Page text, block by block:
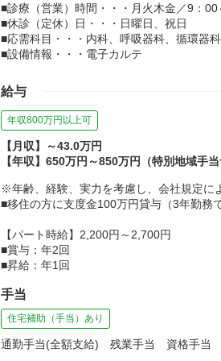
■診療（営業）時間・・・月火木金／9：
■休診（定休）日・・・日曜日、祝日
■応需科目・・・内科、呼吸器科、循環器
■設備情報・・・電子カルテ
給与
年収800万円以上可
【月収】～43.0万円
【年収】650万円～850万円（特別地域手当
※年齢、経験、実力を考慮し、会社規定に
■移住の方に支度金100万円貸与（3年勤務
【パート時給】2,200円～2,700円
■賞与：年2回
■昇給：年1回
手当
住宅補助（手当）あり
通勤手当(全額支給) 残業手当 資格手当